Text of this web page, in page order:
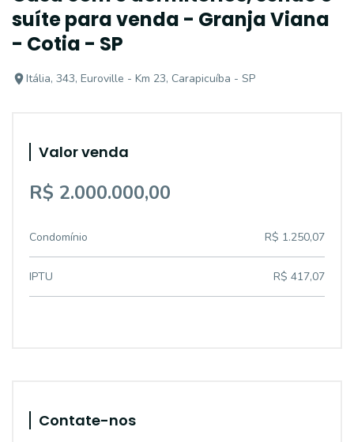
suíte para venda - Granja Viana
- Cotia - SP
Itália, 343, Euroville - Km 23, Carapicuíba - SP
Valor venda
R$ 2.000.000,00
Condomínio R$ 1.250,07
IPTU R$ 417,07
Contate-nos